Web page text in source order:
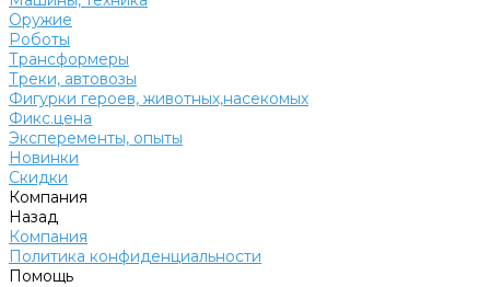
Оружие
Роботы
Трансформеры
Треки, автовозы
Фигурки героев, животных,насекомых
Фикс.цена
Эксперементы, опыты
Новинки
Скидки
Компания
Назад
Компания
Политика конфиденциальности
Помощь